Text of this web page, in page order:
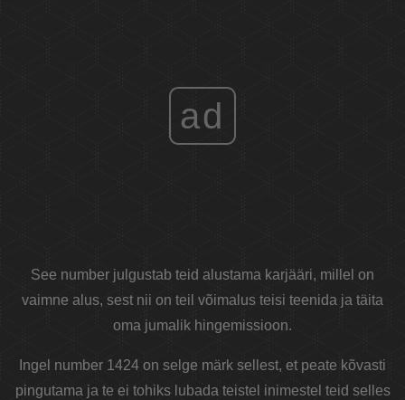
ad
See number julgustab teid alustama karjääri, millel on
vaimne alus, sest nii on teil võimalus teisi teenida ja täita
oma jumalik hingemissioon.
Ingel number 1424 on selge märk sellest, et peate kõvasti
pingutama ja te ei tohiks lubada teistel inimestel teid selles